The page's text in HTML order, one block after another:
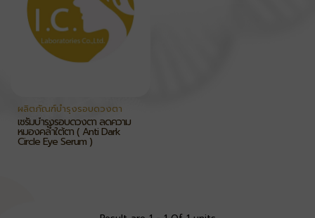
ผลิตภัณฑ์บำรุงรอบดวงตา
เซรั่มบำรุงรอบดวงตา ลดความ
หมองคล้ำใต้ตา ( Anti Dark
Circle Eye Serum )